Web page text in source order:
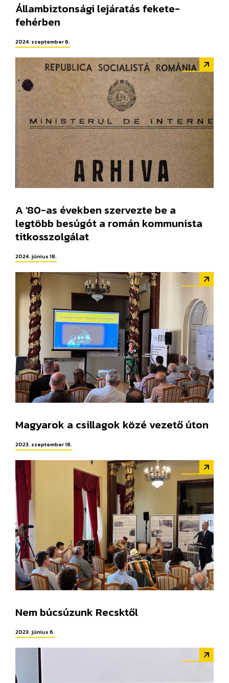
Állambiztonsági lejáratás fekete-
fehérben
2024. szeptember 6.
A '80-as években szervezte be a
legtöbb besúgót a román kommunista
titkosszolgálat
2024. június 18.
Magyarok a csillagok közé vezető úton
2023. szeptember 18.
Nem búcsúzunk Recsktől
2023. június 6.